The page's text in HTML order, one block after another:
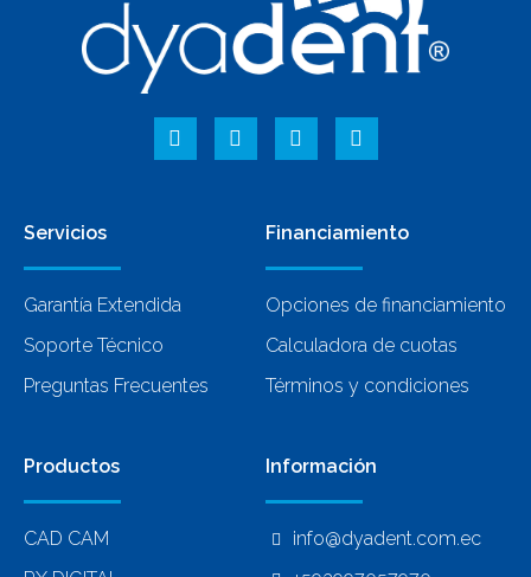
Servicios
Garantía Extendida
Soporte Técnico
Preguntas Frecuentes
Financiamiento
Opciones de financiamiento
Calculadora de cuotas
Términos y condiciones
Productos
CAD CAM
Información
info@dyadent.com.ec